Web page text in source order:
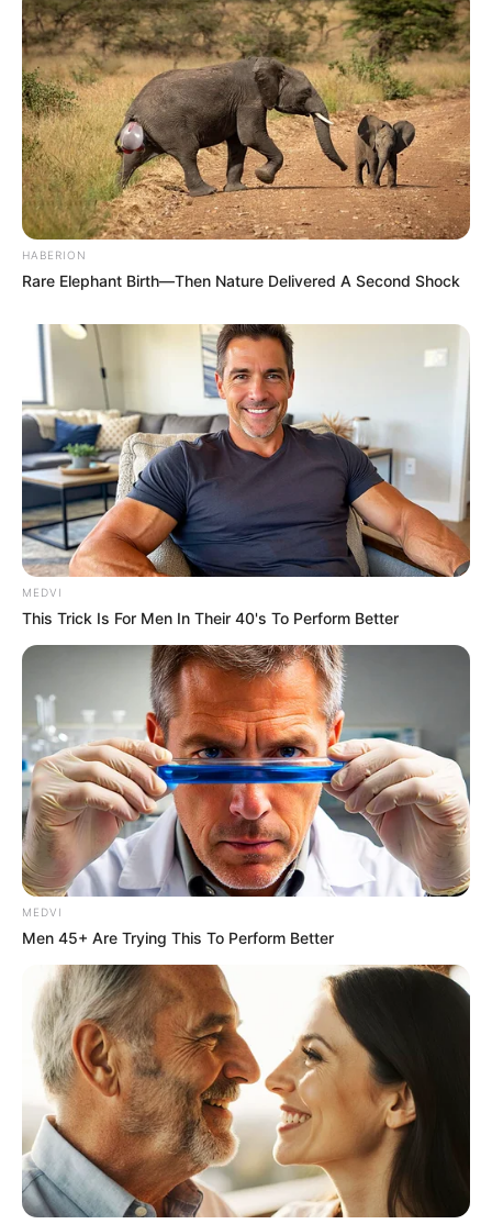
HABERION
Rare Elephant Birth—Then Nature Delivered A Second Shock
MEDVI
This Trick Is For Men In Their 40's To Perform Better
MEDVI
Men 45+ Are Trying This To Perform Better